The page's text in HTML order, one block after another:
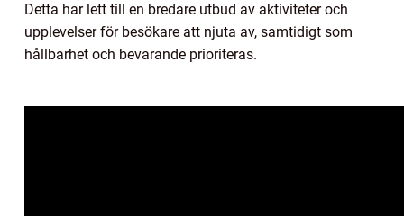
Detta har lett till en bredare utbud av aktiviteter och
upplevelser för besökare att njuta av, samtidigt som
hållbarhet och bevarande prioriteras.